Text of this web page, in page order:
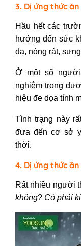
3. Dị ứng thức
Hầu hết các
hưởng đến sức
da, nóng rát,
Ở một số
nghiêm trọng
hiệu đe dọa tính
Tình trạng này
đưa đến cơ sở
thời.
4. Dị ứng thức
Rất nhiều người
không? Có phải